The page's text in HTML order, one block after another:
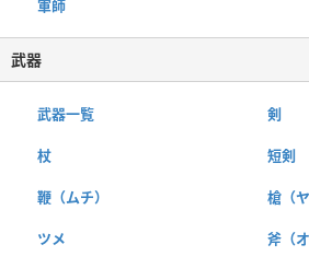
軍師
武器
武器一覧 剣
杖 短剣
鞭（ムチ） 槍（ヤ
ツメ 斧（オ